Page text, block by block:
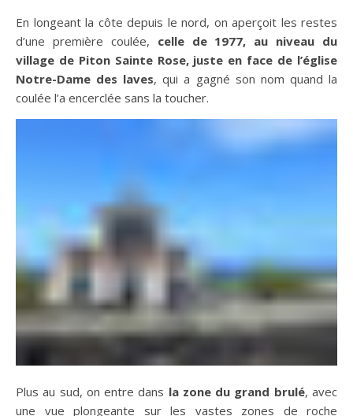
En longeant la côte depuis le nord, on aperçoit les restes
d’une première coulée, celle de 1977, au niveau du
village de Piton Sainte Rose, juste en face de l’église
Notre-Dame des laves, qui a gagné son nom quand la
coulée l’a encerclée sans la toucher.
Plus au sud, on entre dans la zone du grand brulé, avec
une vue plongeante sur les vastes zones de roche